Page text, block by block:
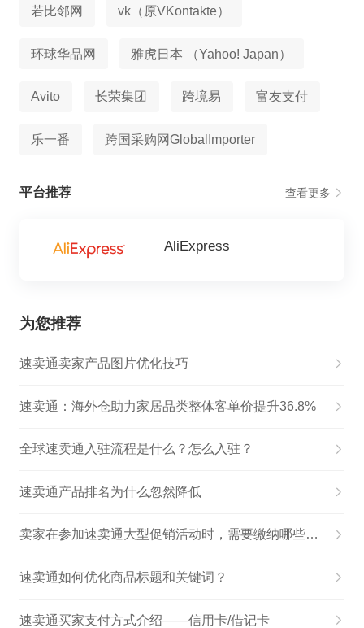
若比邻网 vk（原VKontakte）
环球华品网 雅虎日本 （Yahoo! Japan）
Avito 长荣集团 跨境易 富友支付
乐一番 跨国采购网GlobalImporter
平台推荐 查看更多
AliExpress
为您推荐
速卖通卖家产品图片优化技巧
速卖通：海外仓助力家居品类整体客单价提升36.8%
全球速卖通入驻流程是什么？怎么入驻？
速卖通产品排名为什么忽然降低
卖家在参加速卖通大型促销活动时，需要缴纳哪些费用
速卖通如何优化商品标题和关键词？
速卖通买家支付方式介绍——信用卡/借记卡